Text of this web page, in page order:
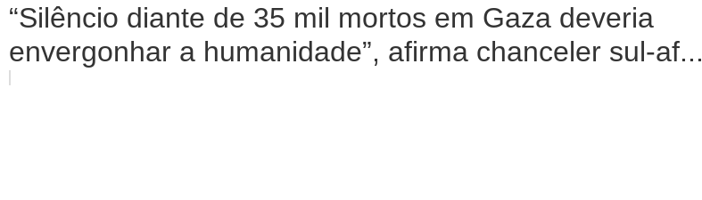
“Silêncio diante de 35 mil mortos em Gaza deveria
envergonhar a humanidade”, afirma chanceler sul-af...